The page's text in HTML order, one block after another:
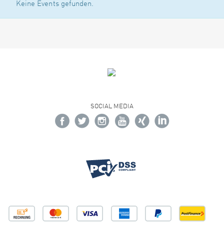
Keine Events gefunden.
SOCIAL MEDIA